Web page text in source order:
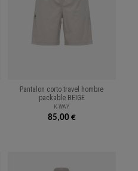
Pantalon corto travel hombre
packable BEIGE
K-WAY
85,00 €